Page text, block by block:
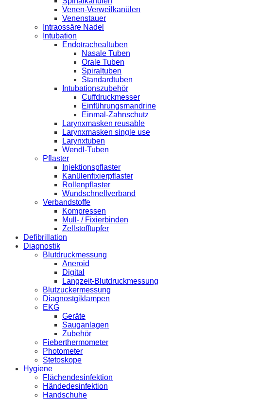
Venen-Verweilkanülen
Venenstauer
Intraossäre Nadel
Intubation
Endotrachealtuben
Nasale Tuben
Orale Tuben
Spiraltuben
Standardtuben
Intubationszubehör
Cuffdruckmesser
Einführungsmandrine
Einmal-Zahnschutz
Larynxmasken reusable
Larynxmasken single use
Larynxtuben
Wendl-Tuben
Pflaster
Injektionspflaster
Kanülenfixierpflaster
Rollenpflaster
Wundschnellverband
Verbandstoffe
Kompressen
Mull- / Fixierbinden
Zellstofftupfer
Defibrillation
Diagnostik
Blutdruckmessung
Aneroid
Digital
Langzeit-Blutdruckmessung
Blutzuckermessung
Diagnostgiklampen
EKG
Geräte
Sauganlagen
Zubehör
Fieberthermometer
Photometer
Stetoskope
Hygiene
Flächendesinfektion
Händedesinfektion
Handschuhe